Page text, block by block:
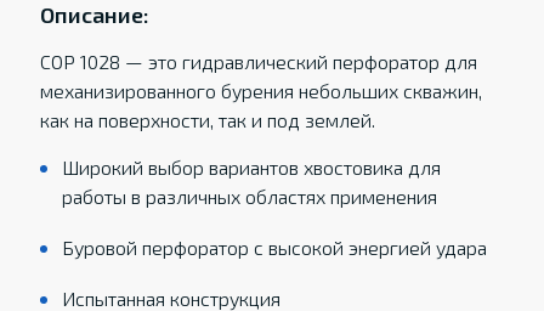
Описание:
COP 1028 — это гидравлический перфоратор для
механизированного бурения небольших скважин,
как на поверхности, так и под землей.
Широкий выбор вариантов хвостовика для
работы в различных областях применения
Буровой перфоратор с высокой энергией удара
Испытанная конструкция